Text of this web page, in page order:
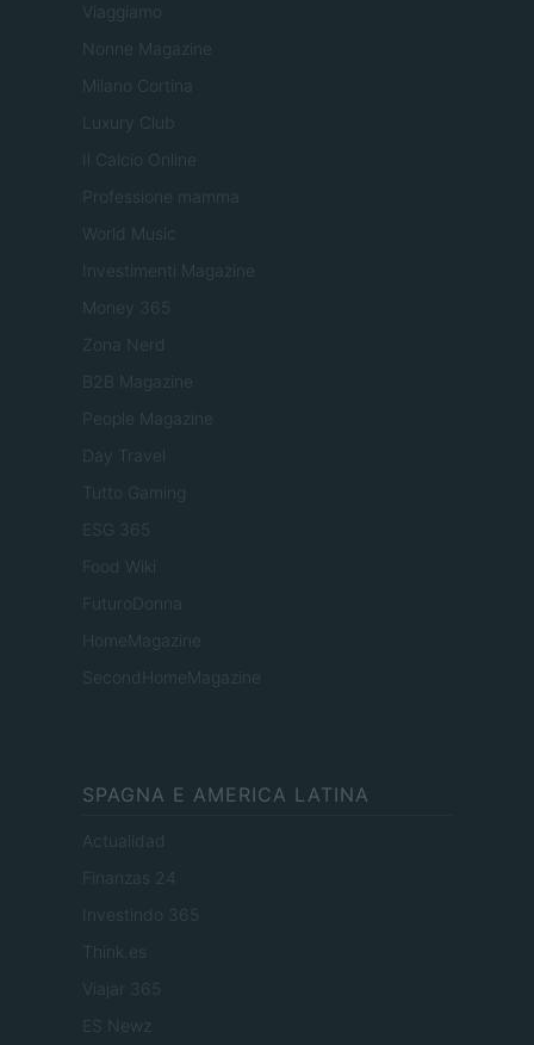
Viaggiamo
Nonne Magazine
Milano Cortina
Luxury Club
Il Calcio Online
Professione mamma
World Music
Investimenti Magazine
Money 365
Zona Nerd
B2B Magazine
People Magazine
Day Travel
Tutto Gaming
ESG 365
Food Wiki
FuturoDonna
HomeMagazine
SecondHomeMagazine
SPAGNA E AMERICA LATINA
Actualidad
Finanzas 24
Investindo 365
Think.es
Viajar 365
ES Newz